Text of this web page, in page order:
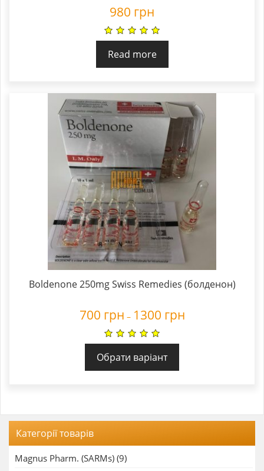
980 грн
Read more
Boldenone 250mg Swiss Remedies (болденон)
700 грн – 1300 грн
Обрати варіант
Категорії товарів
Magnus Pharm. (SARMs) (9)